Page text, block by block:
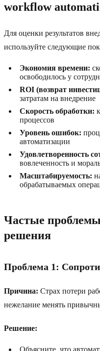
workflow
Для оценки результатов
используйте следующие
Экономия времени:
освободилось у
ROI (возврат
затратам на внедрение
Скорость обработки:
процессов
Уровень ошибок:
автоматизации
Удовлетворенность
вовлеченность и
Масштабируемость:
обрабатываемых
Частые
решения
Проблема 1:
Причина: Страх потери
нежелание менять
Решение:
Объясните, что